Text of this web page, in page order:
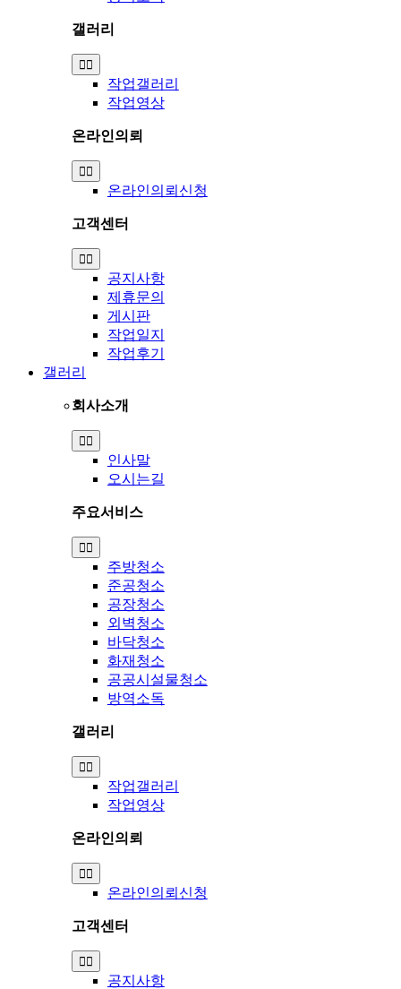
갤러리
Toggle
Navigation
작업갤러리
작업영상
온라인의뢰
Toggle
Navigation
온라인의뢰신청
고객센터
Toggle
Navigation
공지사항
제휴문의
게시판
작업일지
작업후기
갤러리
회사소개
Toggle
Navigation
인사말
오시는길
주요서비스
Toggle
Navigation
주방청소
준공청소
공장청소
외벽청소
바닥청소
화재청소
공공시설물청소
방역소독
갤러리
Toggle
Navigation
작업갤러리
작업영상
온라인의뢰
Toggle
Navigation
온라인의뢰신청
고객센터
Toggle
Navigation
공지사항